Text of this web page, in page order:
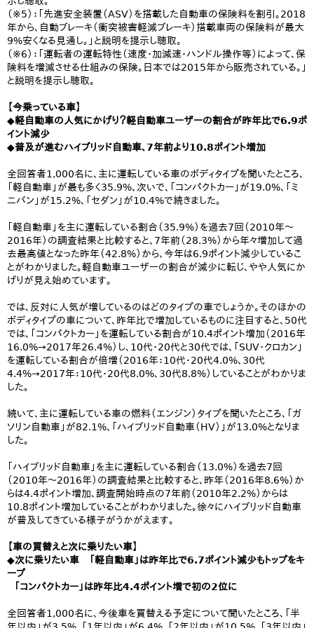
（※5）：「先進安全装置（ASV）を搭載した自動車の保険料を割引。2018
年から、自動ブレーキ（衝突被害軽減ブレーキ）搭載車両の保険料が最大
9%安くなる見通し。」と説明を提示し聴取。
（※6）：「運転者の運転特性（速度・加減速・ハンドル操作等）によって、保
険料を増減させる仕組みの保険。日本では2015年から販売されている。」
と説明を提示し聴取。
【今乗っている車】
◆軽自動車の人気にかげり？軽自動車ユーザーの割合が昨年比で6.9ポ
イント減少
◆普及が進むハイブリッド自動車、7年前より10.8ポイント増加
全回答者1,000名に、主に運転している車のボディタイプを聞いたところ、
「軽自動車」が最も多く35.9%、次いで、「コンパクトカー」が19.0%、「ミ
ニバン」が15.2%、「セダン」が10.4%で続きました。
「軽自動車」を主に運転している割合（35.9%）を過去7回（2010年～
2016年）の調査結果と比較すると、7年前（28.3%）から年々増加して過
去最高値となった昨年（42.8%）から、今年は6.9ポイント減少しているこ
とがわかりました。軽自動車ユーザーの割合が減少に転じ、やや人気にか
げりが見え始めています。
では、反対に人気が増しているのはどのタイプの車でしょうか。そのほかの
ボディタイプの車について、昨年比で増加しているものに注目すると、50代
では、「コンパクトカー」を運転している割合が10.4ポイント増加（2016年
16.0%→2017年26.4%）し、10代・20代と30代では、「SUV・クロカン」
を運転している割合が倍増（2016年：10代・20代4.0%、30代
4.4%→2017年：10代・20代8.0%、30代8.8%）していることがわかりま
した。
続いて、主に運転している車の燃料（エンジン）タイプを聞いたところ、「ガ
ソリン自動車」が82.1%、「ハイブリッド自動車（HV）」が13.0%となりま
した。
「ハイブリッド自動車」を主に運転している割合（13.0%）を過去7回
（2010年～2016年）の調査結果と比較すると、昨年（2016年8.6%）か
らは4.4ポイント増加、調査開始時点の7年前（2010年2.2%）からは
10.8ポイント増加していることがわかりました。徐々にハイブリッド自動車
が普及してきている様子がうかがえます。
【車の買替えと次に乗りたい車】
◆次に乗りたい車 「軽自動車」は昨年比で6.7ポイント減少もトップをキ
ープ
「コンパクトカー」は昨年比4.4ポイント増で初の2位に
全回答者1,000名に、今後車を買替える予定について聞いたところ、「半